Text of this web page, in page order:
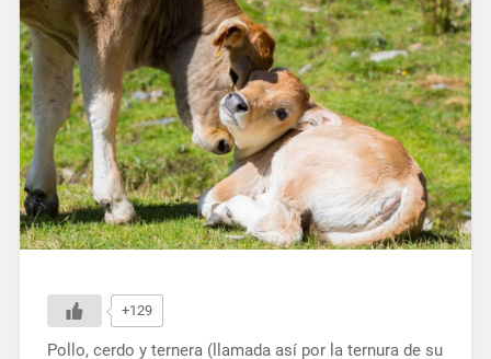
+129
Pollo, cerdo y ternera (llamada así por la ternura de su